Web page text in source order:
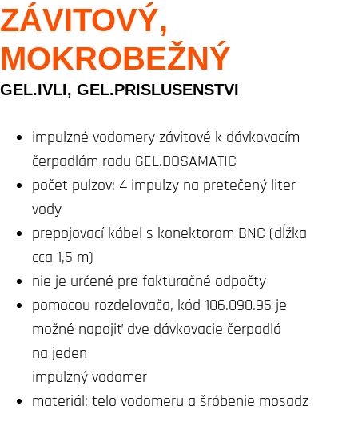
ZÁVITOVÝ,
MOKROBEŽNÝ
GEL.IVLI, GEL.PRISLUSENSTVI
impulzné vodomery závitové k dávkovacím
čerpadlám radu GEL.DOSAMATIC
počet pulzov: 4 impulzy na pretečený liter
vody
prepojovací kábel s konektorom BNC (dĺžka
cca 1,5 m)
nie je určené pre fakturačné odpočty
pomocou rozdeľovača, kód 106.090.95 je
možné napojiť dve dávkovacie čerpadlá
na jeden
impulzný vodomer
materiál: telo vodomeru a šróbenie mosadz